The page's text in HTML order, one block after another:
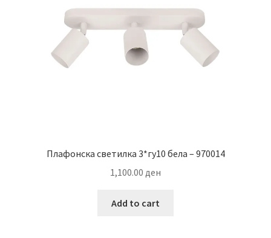
Плафонска светилка 3*гу10 бела – 970014
1,100.00 ден
Add to cart